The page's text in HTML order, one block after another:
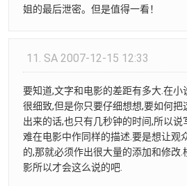
姐的最后泄密。但是值得一看！
11. SA 2007-12-15 12:33
要知道,文字和电影的差距有多大.在
很细致,但是你只要仔细想想,要如何
出来的话,也只有几秒钟的时间,所以
难在电影中作同样的描述.要是想让观
的,那就必须作出很大量的添加和修改
影所以才会这么说的吧.